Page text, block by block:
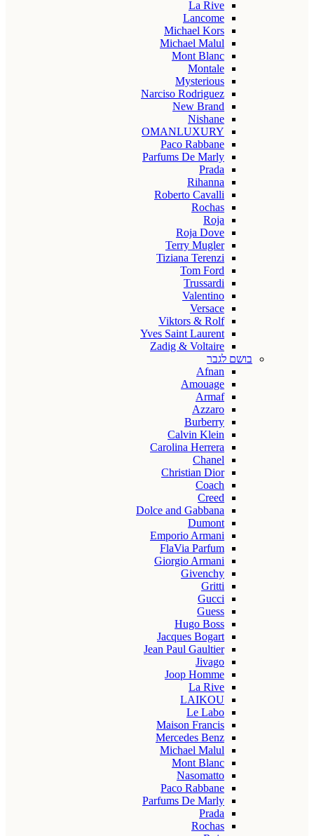
La Rive
Lancome
Michael Kors
Michael Malul
Mont Blanc
Montale
Mysterious
Narciso Rodriguez
New Brand
Nishane
OMANLUXURY
Paco Rabbane
Parfums De Marly
Prada
Rihanna
Roberto Cavalli
Rochas
Roja
Roja Dove
Terry Mugler
Tiziana Terenzi
Tom Ford
Trussardi
Valentino
Versace
Viktors & Rolf
Yves Saint Laurent
Zadig & Voltaire
בושם לגבר
Afnan
Amouage
Armaf
Azzaro
Burberry
Calvin Klein
Carolina Herrera
Chanel
Christian Dior
Coach
Creed
Dolce and Gabbana
Dumont
Emporio Armani
FlaVia Parfum
Giorgio Armani
Givenchy
Gritti
Gucci
Guess
Hugo Boss
Jacques Bogart
Jean Paul Gaultier
Jivago
Joop Homme
La Rive
LAIKOU
Le Labo
Maison Francis
Mercedes Benz
Michael Malul
Mont Blanc
Nasomatto
Paco Rabbane
Parfums De Marly
Prada
Rochas